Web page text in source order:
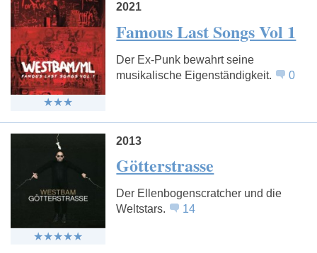
2021
Famous Last Songs Vol 1
Der Ex-Punk bewahrt seine
musikalische Eigenständigkeit.
0
2013
Götterstrasse
Der Ellenbogenscratcher und die
Weltstars.
14